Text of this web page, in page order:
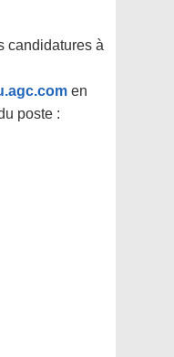
candidatures à
en
poste :